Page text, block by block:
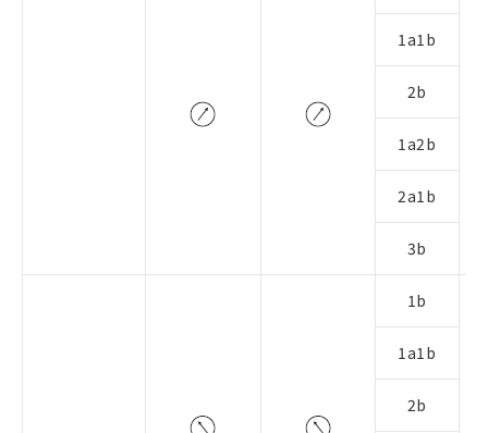
1a1b
2b
1a2b
2a1b
3b
1b
1a1b
2b